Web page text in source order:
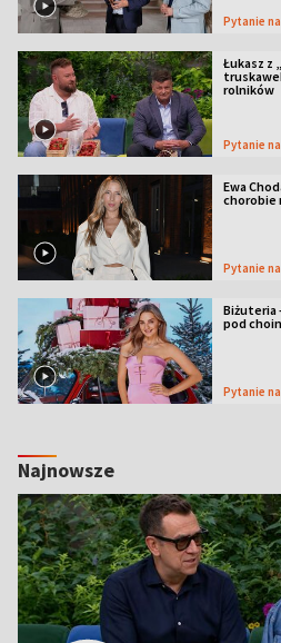
Pytanie
Łukasz z
rolników
Pytanie
Ewa
chorobie
Pytanie
Biżuteria
pod
Pytanie
Najnowsze